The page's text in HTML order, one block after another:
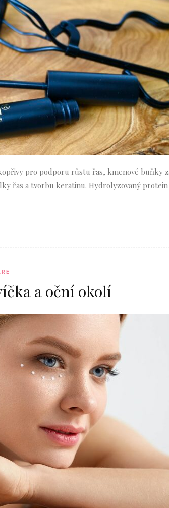
pro podporu růstu řas, kmenové buňky z
řas a tvorbu keratinu. Hydrolyzovaný protein
a oční okolí